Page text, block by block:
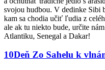
svojou hudbou. V dedinke Sibi
kam sa chodia učiť ľudia z
ale ak tu niekto bude, určite
Atlantiku, Senegal a Dakar!
10Deň Zo Sahelu k